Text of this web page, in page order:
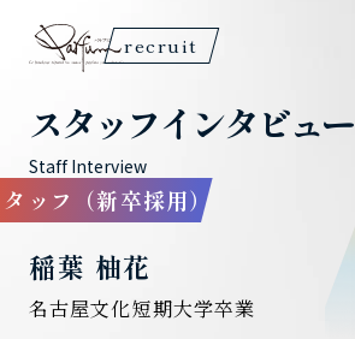
recruit
スタッフインタビュー
ッフ（新卒採用）
稲葉 柚花
名古屋文化短期大学卒業